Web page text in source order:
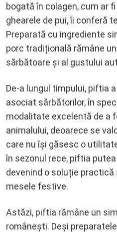
bogată în colagen, cum ar
ghearele de pui, îi conferă
Preparată cu ingrediente
porc tradițională rămâne
sărbătoare și al gustului
De-a lungul timpului, piftia
asociat sărbătorilor, în
modalitate excelentă de a
animalului, deoarece se
care nu își găsesc o
în sezonul rece, piftia
devenind o soluție
mesele festive.
Astăzi, piftia rămâne un
românești. Deși